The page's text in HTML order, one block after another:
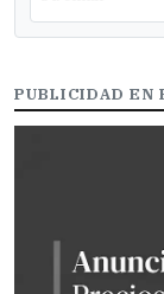
PUBLICIDAD EN